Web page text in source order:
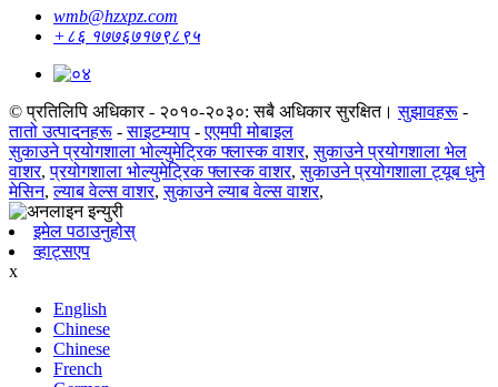
wmb@hzxpz.com
+८६ १७७६७१७९८९५
© प्रतिलिपि अधिकार - २०१०-२०३०: सबै अधिकार सुरक्षित। सुझावहरू -
तातो उत्पादनहरू -साइटम्याप -एएमपी मोबाइल
सुकाउने प्रयोगशाला भोल्युमेट्रिक फ्लास्क वाशर,सुकाउने प्रयोगशाला भेल
वाशर,प्रयोगशाला भोल्युमेट्रिक फ्लास्क वाशर,सुकाउने प्रयोगशाला ट्यूब धुने
मेसिन,ल्याब वेल्स वाशर,सुकाउने ल्याब वेल्स वाशर,
इमेल पठाउनुहोस्
व्हाट्सएप
x
English
Chinese
Chinese
French